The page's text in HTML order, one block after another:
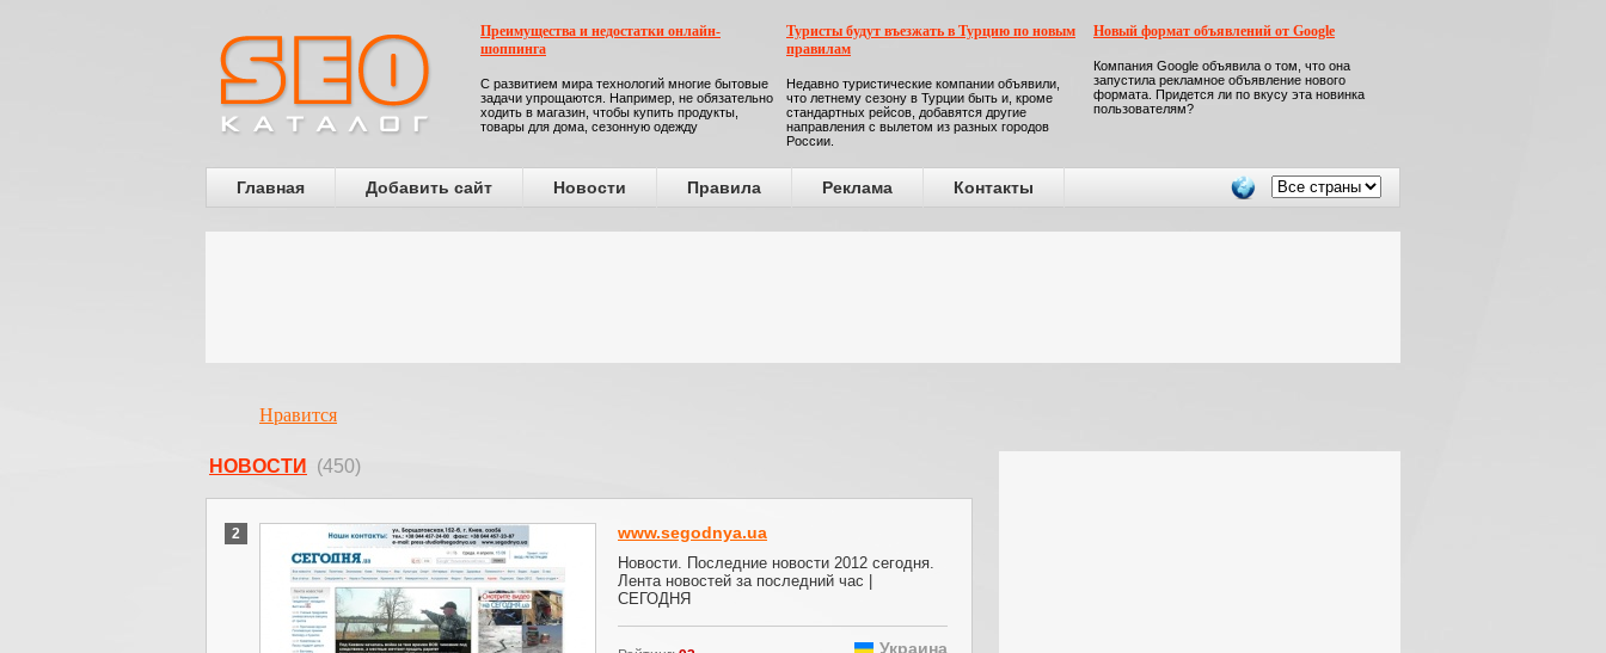
Преимущества и недостатки онлайн-
шоппинга
С развитием мира технологий многие бытовые
задачи упрощаются. Например, не обязательно
ходить в магазин, чтобы купить продукты,
товары для дома, сезонную одежду
Туристы будут въезжать в Турцию по новым
правилам
Недавно туристические компании объявили,
что летнему сезону в Турции быть и, кроме
стандартных рейсов, добавятся другие
направления с вылетом из разных городов
России.
Новый формат объявлений от Google
Компания Google объявила о том, что она
запустила рекламное объявление нового
формата. Придется ли по вкусу эта новинка
пользователям?
Главная Добавить сайт Новости Правила Реклама Контакты
Нравится
НОВОСТИ (450)
2 www.segodnya.ua
Новости. Последние новости 2012 сегодня.
Лента новостей за последний час |
СЕГОДНЯ
Украина